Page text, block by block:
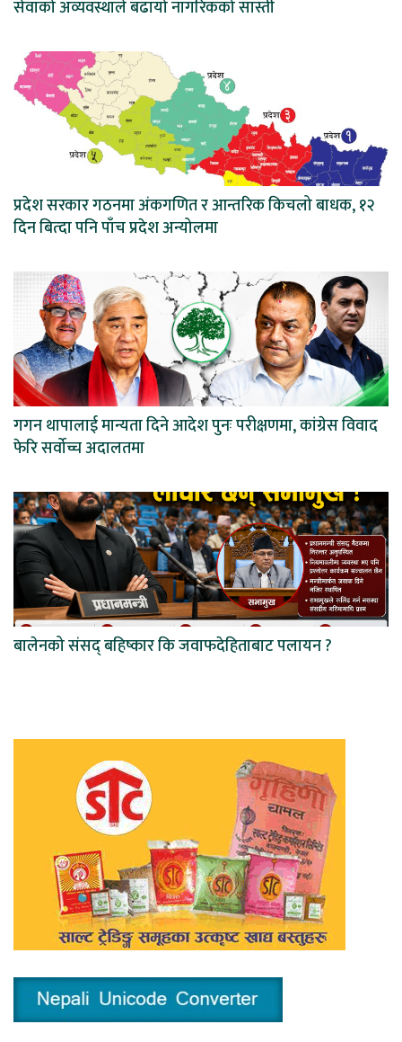
सेवाको अव्यवस्थाले बढायो नागरिकको सास्ती
प्रदेश सरकार गठनमा अंकगणित र आन्तरिक किचलो बाधक, १२
दिन बित्दा पनि पाँच प्रदेश अन्योलमा
गगन थापालाई मान्यता दिने आदेश पुनः परीक्षणमा, कांग्रेस विवाद
फेरि सर्वोच्च अदालतमा
बालेनको संसद् बहिष्कार कि जवाफदेहिताबाट पलायन ?